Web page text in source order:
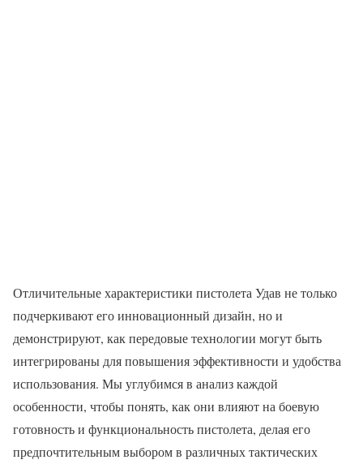
Отличительные характеристики пистолета Удав не только
подчеркивают его инновационный дизайн, но и
демонстрируют, как передовые технологии могут быть
интегрированы для повышения эффективности и удобства
использования. Мы углубимся в анализ каждой
особенности, чтобы понять, как они влияют на боевую
готовность и функциональность пистолета, делая его
предпочтительным выбором в различных тактических